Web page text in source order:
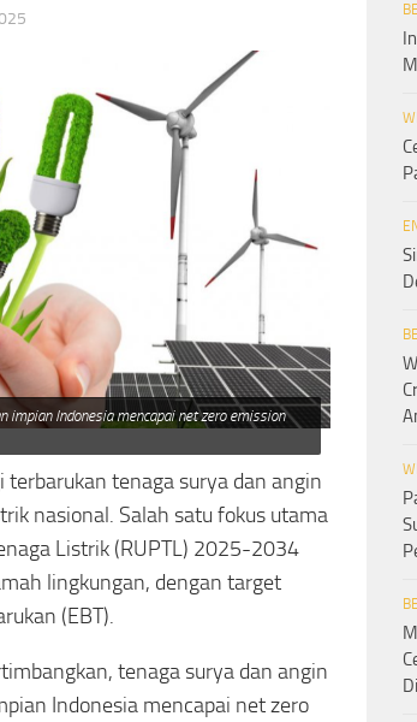
impian Indonesia mencapai net zero emission
tenaga surya dan angin
nasional. Salah satu fokus utama
Listrik (RUPTL) 2025-2034
lingkungan, dengan target
(EBT).
tenaga surya dan angin
Indonesia mencapai net zero